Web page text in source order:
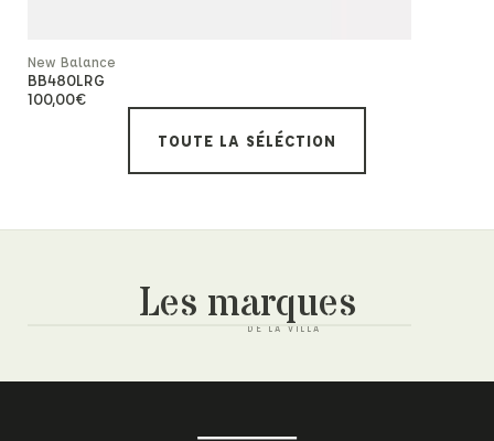
New Balance
BB480LRG
100,00€
TOUTE LA SÉLÉCTION
Les marques